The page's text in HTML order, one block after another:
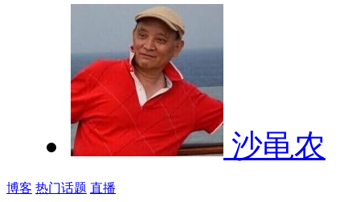
沙黾农
博客 热门话题 直播